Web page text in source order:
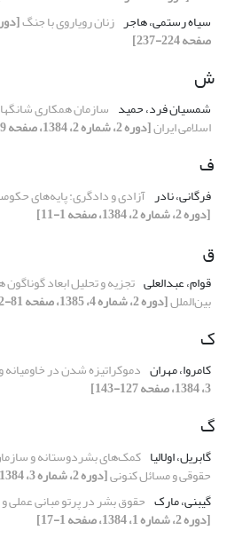
سیاه رستمی، هاجر زنان رویاروی با جنگ
صفحه 224-237]
ش
شمسیان فرد، حمید سازمان همکاری
اسلامی ایران[دوره 2، شماره 2، 1384، صفحه 69-84]
ف
فرگانی، نادر آزادی و دادگری: پایه‌های
[دوره 2، شماره 2، 1384، صفحه 1-11]
ق
قوام، عبدالعلی تجزیه و تحلیل ابعاد
بین‌الملل[دوره 2، شماره 4، 1385، صفحه 81-102]
ک
کامروا، مهران دموکراتیزه شدن در خاومیانه
3، 1384، صفحه 127-143]
گ
گابریل، اولالیا کمک‌های بشر‌دوستانه و
حقوقی و مسائل کنونی[دوره 2، شماره 3، 1384، صفحه 119-125]
گیبنی، مارک حقوق بشر در پرتو مبانی
[دوره 2، شماره 1، 1384، صفحه 1-17]